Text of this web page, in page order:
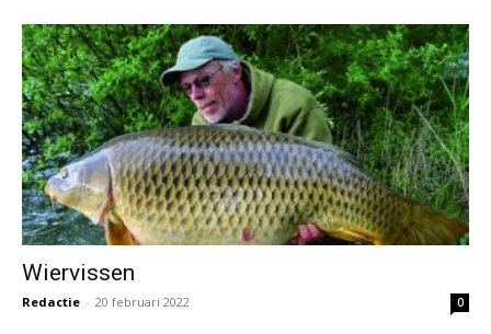
Wiervissen
Redactie - 20 februari 2022 0